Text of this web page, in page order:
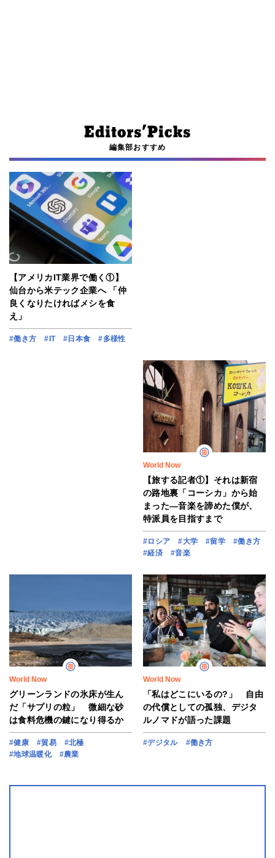
編集部おすすめ
【アメリカIT業界で働く①】
仙台から米テック企業へ 「仲
良くなりたければメシを食
え」
#働き方 #IT #日本食 #多様性
World Now
【旅する記者①】それは新宿
の路地裏「コーシカ」から始
まった―音楽を諦めた僕が、
特派員を目指すまで
#ロシア #大学 #留学
#働き方
#経済
#音楽
World Now
グリーンランドの氷床が生ん
だ「サプリの粒」 微細な砂
は食料危機の鍵になり得るか
#健康 #貿易
#北極
#地球温暖化
#農業
World Now
「私はどこにいるの?」 自由
の代償としての孤独、デジタ
ルノマドが語った課題
#デジタル #働き方